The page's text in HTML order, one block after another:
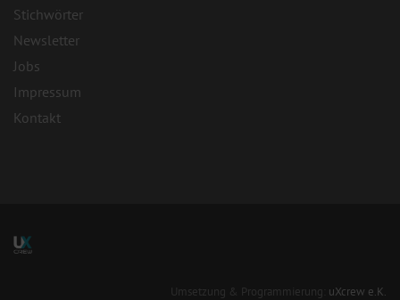
Stichwörter
Newsletter
Jobs
Impressum
Kontakt
Umsetzung & Programmierung: uXcrew e.K.